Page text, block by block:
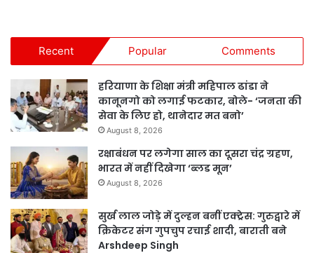
Recent Popular Comments
हरियाणा के शिक्षा मंत्री महिपाल ढांडा ने
कानूनगो को लगाई फटकार, बोले- ‘जनता की
सेवा के लिए हो, थानेदार मत बनो’
August 8, 2026
रक्षाबंधन पर लगेगा साल का दूसरा चंद्र ग्रहण,
भारत में नहीं दिखेगा ‘ब्लड मून’
August 8, 2026
सुर्ख लाल जोड़े में दुल्हन बनीं एक्ट्रेस: गुरुद्वारे में
क्रिकेटर संग गुपचुप रचाई शादी, बाराती बने
Arshdeep Singh